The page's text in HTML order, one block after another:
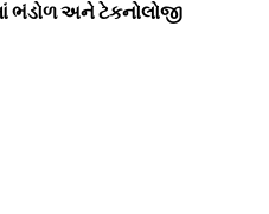
ભંડોળ અને ટેકનોલોજી